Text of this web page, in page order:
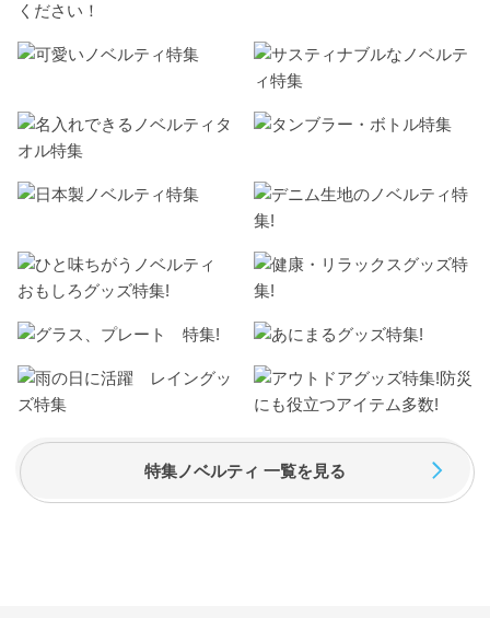
ください！
特集ノベルティ 一覧を見る